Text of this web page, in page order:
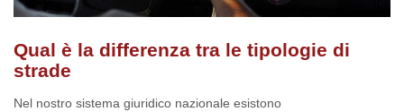
Qual è la differenza tra le tipologie di
strade
Nel nostro sistema giuridico nazionale esistono